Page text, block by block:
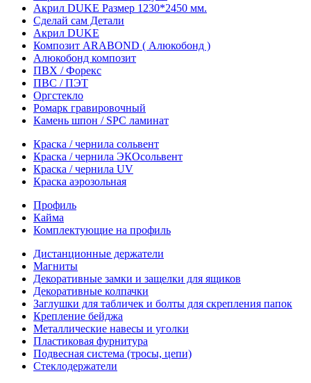
Акрил DUKE Размер 1230*2450 мм.
Сделай сам Детали
Акрил DUKE
Композит ARABOND ( Алюкобонд )
Алюкобонд композит
ПВХ / Форекс
ПВС / ПЭТ
Оргстекло
Ромарк гравировочный
Камень шпон / SPC ламинат
Краска / чернила сольвент
Краска / чернила ЭКОсольвент
Краска / чернила UV
Краска аэрозольная
Профиль
Кайма
Комплектующие на профиль
Дистанционные держатели
Магниты
Декоративные замки и защелки для ящиков
Декоративные колпачки
Заглушки для табличек и болты для скрепления папок
Крепление бейджа
Металлические навесы и уголки
Пластиковая фурнитура
Подвесная система (тросы, цепи)
Стеклодержатели